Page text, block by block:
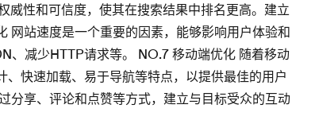
威性和可信度，使其在搜索结果中排名更高。建立
网站速度是一个重要的因素，能够影响用户体验和
、减少HTTP请求等。 NO.7 移动端优化 随着移动
快速加载、易于导航等特点，以提供最佳的用户
分享、评论和点赞等方式，建立与目标受众的互动